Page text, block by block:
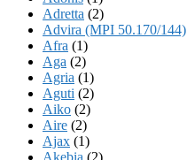
Adretta (2)
Advira (MPI 50.170/144)
Afra (1)
Aga (2)
Agria (1)
Aguti (2)
Aiko (2)
Aire (2)
Ajax (1)
Akebia (2)